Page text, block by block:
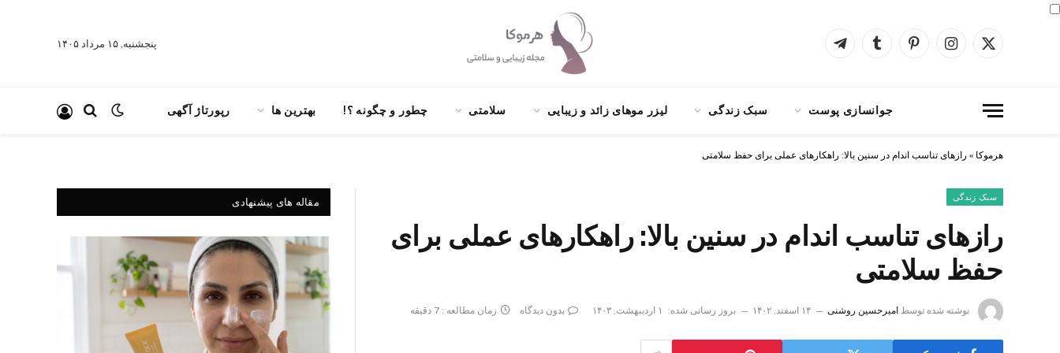
X
اینستاگرامپینترستTumblr
Telegram
پنجشنبه, ۱۵ مرداد ۱۴۰۵
جوانسازی پوست سبک زندگی لیزر موهای زائد و زیبایی سلامتی چطور و چگونه ؟! بهترین ها رپورتاژ آگهی
هرموکا » رازهای تناسب اندام در سنین بالا: راهکارهای عملی برای حفظ سلامتی
سبک زندگی
رازهای تناسب اندام در سنین بالا: راهکارهای عملی برای
حفظ سلامتی
نوشته شده توسط امیرحسین روشنی ۱۴ اسفند, ۱۴۰۲ بروز رسانی شده: ۱ اردیبهشت, ۱۴۰۳ بدون دیدگاه زمان مطالعه : 7 دقیقه
مقاله های پیشنهادی